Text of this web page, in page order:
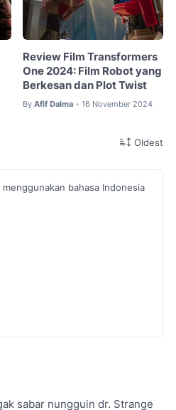
Review Film Transformers
One 2024: Film Robot yang
Berkesan dan Plot Twist
By Afif Dalma • 16 November 2024
Oldest
bahasa Indonesia
sabar nungguin dr. Strange